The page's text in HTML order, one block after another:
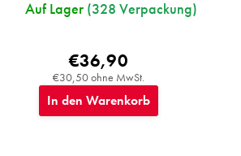
Auf Lager (328 Verpackung)
€30,50 ohne MwSt.
€36,90
In den Warenkorb